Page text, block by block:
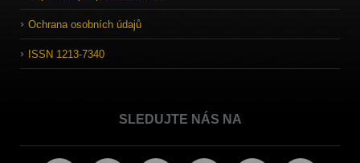
Ochrana osobních údajů
ISSN 1213-7340
SLEDUJTE NÁS NA